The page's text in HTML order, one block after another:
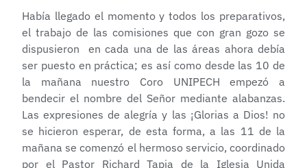
Había llegado el momento y todos los preparativos,
el trabajo de las comisiones que con gran gozo se
dispusieron en cada una de las áreas ahora debía
ser puesto en práctica; es así como desde las 10 de
la mañana nuestro Coro UNIPECH empezó a
bendecir el nombre del Señor mediante alabanzas.
Las expresiones de alegría y las ¡Glorias a Dios! no
se hicieron esperar, de esta forma, a las 11 de la
mañana se comenzó el hermoso servicio, coordinado
por el Pastor Richard Tapia de la Iglesia Unida